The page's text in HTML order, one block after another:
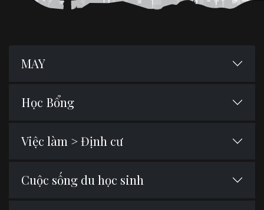
MAY
Học Bổng
Việc làm > Định cư
Cuộc sống du học sinh